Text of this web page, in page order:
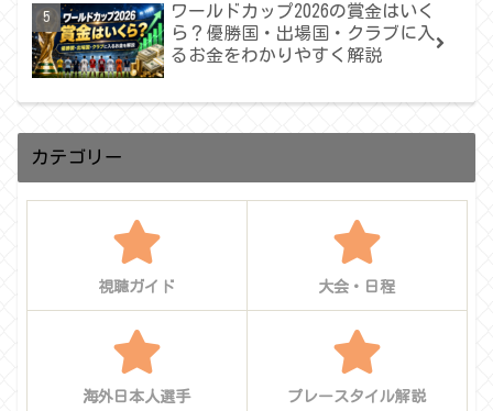
ワールドカップ2026の賞金はいく
ら？優勝国・出場国・クラブに入
るお金をわかりやすく解説
カテゴリー
視聴ガイド 大会・日程
海外日本人選手 プレースタイル解説